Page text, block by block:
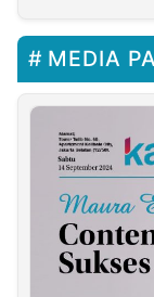
MEDIA